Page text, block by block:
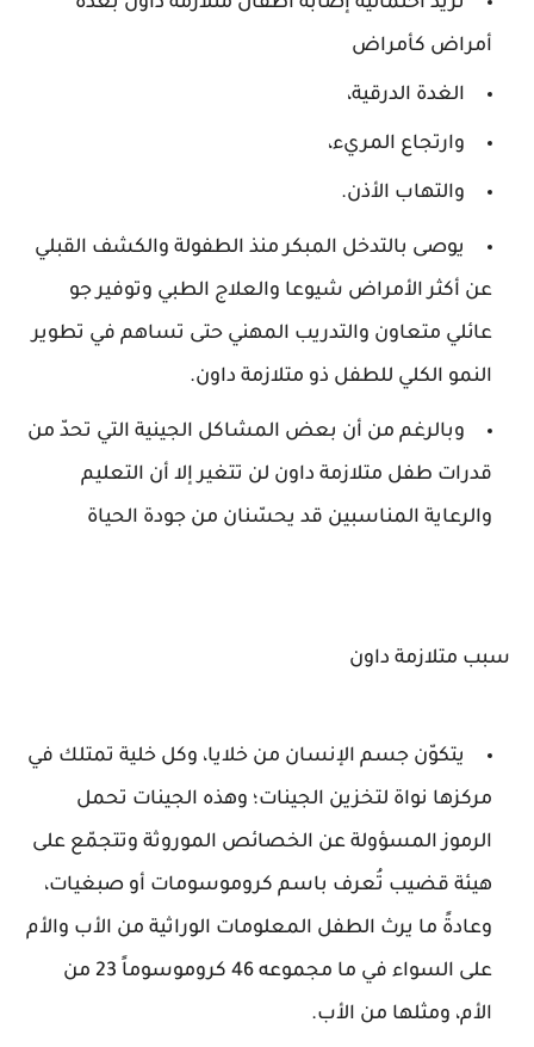
أمراض كأمراض
الغدة الدرقية،
وارتجاع المريء،
والتهاب الأذن.
يوصى بالتدخل المبكر منذ الطفولة والكشف القبلي
عن أكثر الأمراض شيوعا والعلاج الطبي وتوفير جو
عائلي متعاون والتدريب المهني حتى تساهم في تطوير
النمو الكلي للطفل ذو متلازمة داون.
وبالرغم من أن بعض المشاكل الجينية التي تحدّ من
قدرات طفل متلازمة داون لن تتغير إلا أن التعليم
والرعاية المناسبين قد يحسّنان من جودة الحياة
سبب متلازمة داون
يتكوّن جسم الإنسان من خلايا، وكل خلية تمتلك في
مركزها نواة لتخزين الجينات؛ وهذه الجينات تحمل
الرموز المسؤولة عن الخصائص الموروثة وتتجمّع على
هيئة قضيب تُعرف باسم كروموسومات أو صبغيات،
وعادةً ما يرث الطفل المعلومات الوراثية من الأب والأم
على السواء في ما مجموعه 46 كروموسوماً 23 من
الأم، ومثلها من الأب.